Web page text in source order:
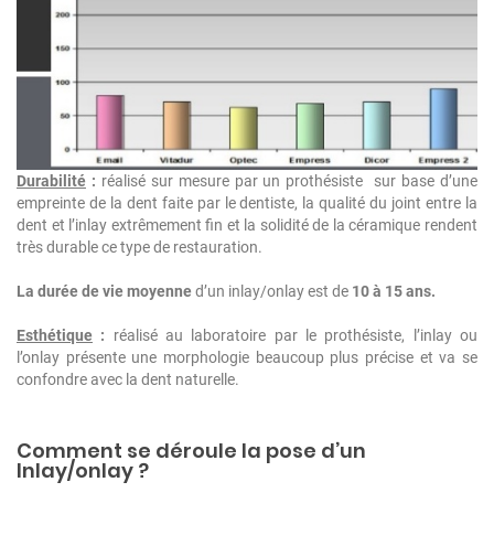
Durabilité : réalisé sur mesure par un prothésiste sur base d’une
empreinte de la dent faite par le dentiste, la qualité du joint entre la
dent et l’inlay extrêmement fin et la solidité de la céramique rendent
très durable ce type de restauration.
La durée de vie moyenned’un inlay/onlay est de 10 à 15 ans.
Esthétique : réalisé au laboratoire par le prothésiste, l’inlay ou
l’onlay présente une morphologie beaucoup plus précise et va se
confondre avec la dent naturelle.
Comment se déroule la pose d’un
Inlay/onlay ?